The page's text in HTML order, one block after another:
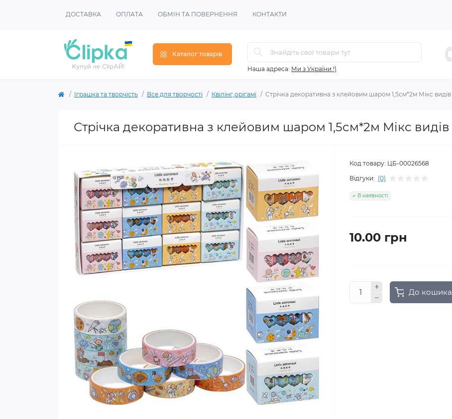
ДОСТАВКА ОПЛАТА ОБМІН ТА ПОВЕРНЕННЯ КОНТАКТИ
Каталог товарів
Наша адреса: Ми з України !)
Іграшка та творчість Все для творчості Квілінг,орігамі Стрічка декоративна з клейовим шаром 1,5см*2м Мікс видів
Стрічка декоративна з клейовим шаром 1,5см*2м Мікс видів
Код товару: ЦБ-00026568
Відгуки: (0)
В наявності
10.00 грн
До кошика